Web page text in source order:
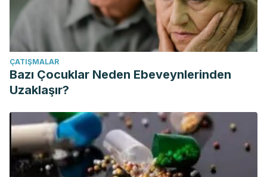
ÇATIŞMALAR
Bazı Çocuklar Neden Ebeveynlerinden
Uzaklaşır?